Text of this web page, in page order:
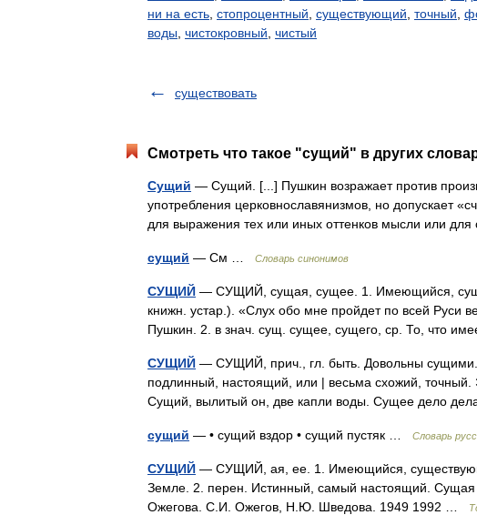
ни на есть стопроцентный существующий точный
воды чистокровный чистый
существовать
Смотреть что такое "сущий" в других
Сущий — Сущий. [...] Пушкин возражает против
употребления церковнославянизмов, но допускает
для выражения тех или иных оттенков мысли или
сущий — См … Словарь синонимов
СУЩИЙ — СУЩИЙ, сущая, сущее. 1. Имеющийся,
книжн. устар.). «Слух обо мне пройдет по всей Руси
Пушкин. 2. в знач. сущ. сущее, сущего, ср. То, что
СУЩИЙ — СУЩИЙ, прич., гл. быть. Довольны сущими.
подлинный, настоящий, или | весьма схожий,
Сущий, вылитый он, две капли воды. Сущее дело
сущий — • сущий вздор • сущий пустяк … Словарь
СУЩИЙ — СУЩИЙ, ая, ее. 1. Имеющийся,
Земле. 2. перен. Истинный, самый настоящий. Сущая
Ожегова. С.И. Ожегов, Н.Ю. Шведова. 1949 1992 …